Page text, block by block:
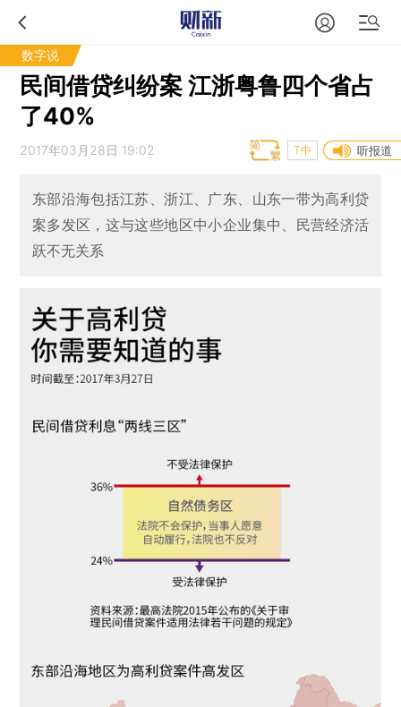
数字说
民间借贷纠纷案 江浙粤鲁四个省占
了40%
2017年03月28日 19:02 听报道
T中
东部沿海包括江苏、浙江、广东、山东一带为高利贷
案多发区，这与这些地区中小企业集中、民营经济活
跃不无关系